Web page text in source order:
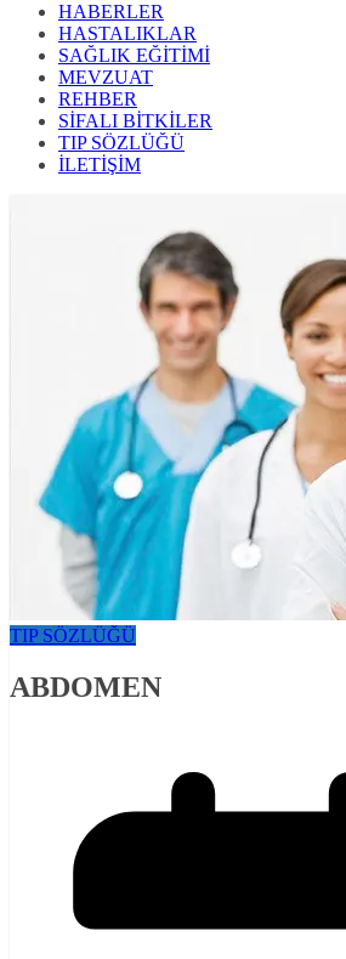
HABERLER
HASTALIKLAR
SAĞLIK EĞİTİMİ
MEVZUAT
REHBER
SİFALI BİTKİLER
TIP SÖZLÜĞÜ
İLETİŞİM
TIP SÖZLÜĞÜ
ABDOMEN